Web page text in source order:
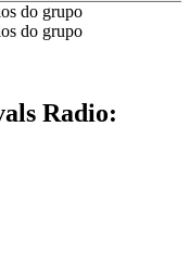
do grupo
do grupo
Radio: